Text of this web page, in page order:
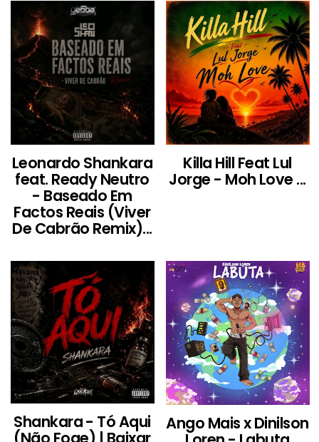
Leonardo Shankara
feat. Ready Neutro
- Baseado Em
Factos Reais (Viver
De Cabrão Remix)...
Killa Hill Feat Lul
Jorge - Moh Love ...
Shankara - Tó Aqui Ango Mais x Dinilson